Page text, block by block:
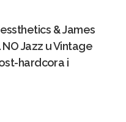
& James
Jazz u Vintage
hardcora i